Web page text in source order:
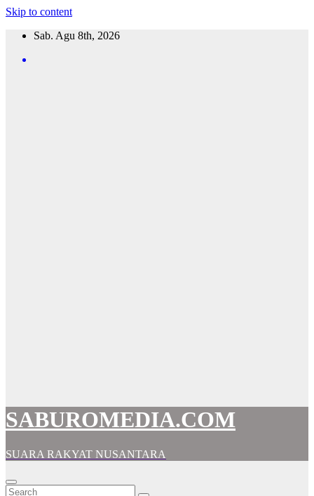
Skip to content
Sab. Agu 8th, 2026
SABUROMEDIA.COM
SUARA RAKYAT NUSANTARA